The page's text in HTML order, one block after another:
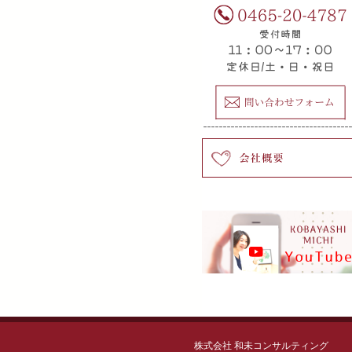
株式会社 和未コンサルティング